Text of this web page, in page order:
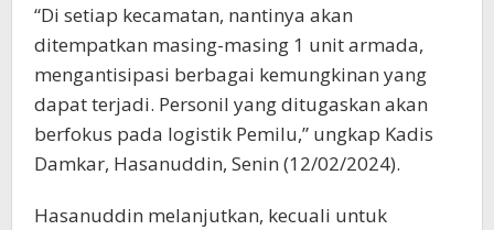
“Di setiap kecamatan, nantinya akan
ditempatkan masing-masing 1 unit armada,
mengantisipasi berbagai kemungkinan yang
dapat terjadi. Personil yang ditugaskan akan
berfokus pada logistik Pemilu,” ungkap Kadis
Damkar, Hasanuddin, Senin (12/02/2024).
Hasanuddin melanjutkan, kecuali untuk